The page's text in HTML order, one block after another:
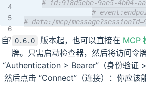
# id:918d5ebe-9ae5-4b04-
#
# data:/mcp/
自 0.6.0 版本起，也可以直接在 MCP
牌。只需启动检查器，然后将访问令
“Authentication > Bearer”（身份验证 >
然后点击 “Connect”（连接）：你应该